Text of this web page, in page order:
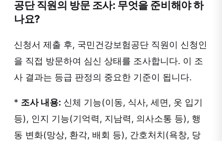
공단 직원의 방문 조사: 무엇을 준비해야 하
나요?
신청서 제출 후, 국민건강보험공단 직원이 신청인
을 직접 방문하여 심신 상태를 조사합니다. 이 조
사 결과는 등급 판정의 중요한 기준이 됩니다.
* 조사 내용: 신체 기능(이동, 식사, 세면, 옷 입기
등), 인지 기능(기억력, 지남력, 의사소통 등), 행
동 변화(망상, 환각, 배회 등), 간호처치(욕창, 당